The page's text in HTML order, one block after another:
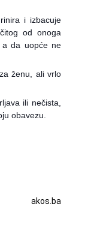
i izbacuje
od onoga
a da uopće ne
ženu, ali vrlo
ili nečista,
obavezu.
akos.ba